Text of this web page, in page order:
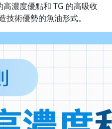
高濃度優點和 TG 的高吸收
術優勢的魚油形式。